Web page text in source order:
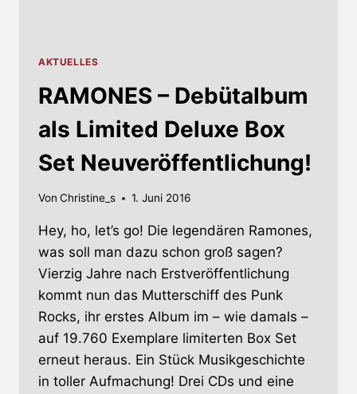
AKTUELLES
RAMONES – Debütalbum
als Limited Deluxe Box
Set Neuveröffentlichung!
Von Christine_s 1. Juni 2016
Hey, ho, let’s go! Die legendären Ramones,
was soll man dazu schon groß sagen?
Vierzig Jahre nach Erstveröffentlichung
kommt nun das Mutterschiff des Punk
Rocks, ihr erstes Album im – wie damals –
auf 19.760 Exemplare limiterten Box Set
erneut heraus. Ein Stück Musikgeschichte
in toller Aufmachung! Drei CDs und eine